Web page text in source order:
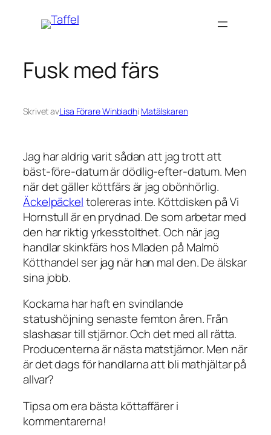
Fusk med färs
Skrivet avLisa Förare Winbladhi Matälskaren
Jag har aldrig varit sådan att jag trott att
bäst-före-datum är dödlig-efter-datum. Men
när det gäller köttfärs är jag obönhörlig.
Äckelpäckeltolereras inte. Köttdisken på Vi
Hornstull är en prydnad. De som arbetar med
den har riktig yrkesstolthet. Och när jag
handlar skinkfärs hos Mladen på Malmö
Kötthandel ser jag när han mal den. De älskar
sina jobb.
Kockarna har haft en svindlande
statushöjning senaste femton åren. Från
slashasar till stjärnor. Och det med all rätta.
Producenterna är nästa matstjärnor. Men när
är det dags för handlarna att bli mathjältar på
allvar?
Tipsa om era bästa köttaffärer i
kommentarerna!